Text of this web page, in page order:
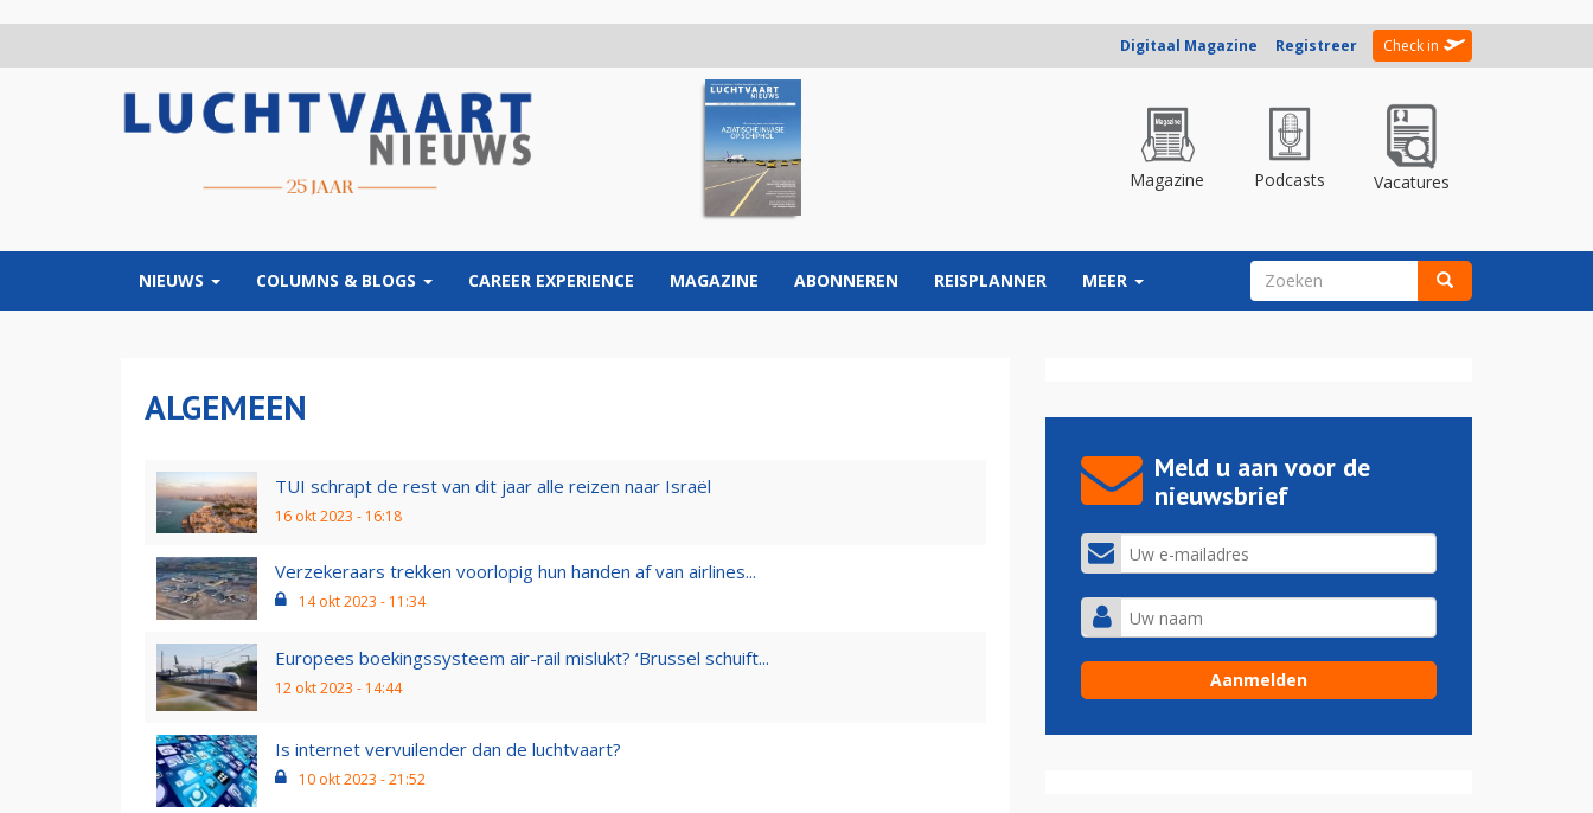
Digitaal Magazine Registreer Check in
Magazine Podcasts Vacatures
NIEUWS COLUMNS & BLOGS CAREER EXPERIENCE MAGAZINE ABONNEREN REISPLANNER MEER ZOEKVELD
ALGEMEEN
TUI schrapt de rest van dit jaar alle reizen naar Israël
16 okt 2023 - 16:18
Verzekeraars trekken voorlopig hun handen af van airlines...
14 okt 2023 - 11:34
Europees boekingssysteem air-rail mislukt? ‘Brussel schuift...
12 okt 2023 - 14:44
Is internet vervuilender dan de luchtvaart?
10 okt 2023 - 21:52
Meld u aan voor de
nieuwsbrief